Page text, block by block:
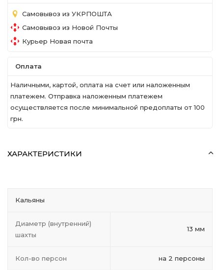
Самовывоз из УКРПОШТА
Самовывоз из Новой Почты
Курьер Новая почта
Оплата
Наличными, картой, оплата на счет или наложенным
платежем. Отправка наложенным платежем
осуществляется после минимальной предоплаты от 100
грн.
ХАРАКТЕРИСТИКИ
Кальяны
Диаметр (внутренний)
шахты
13 мм
Кол-во персон на 2 персоны